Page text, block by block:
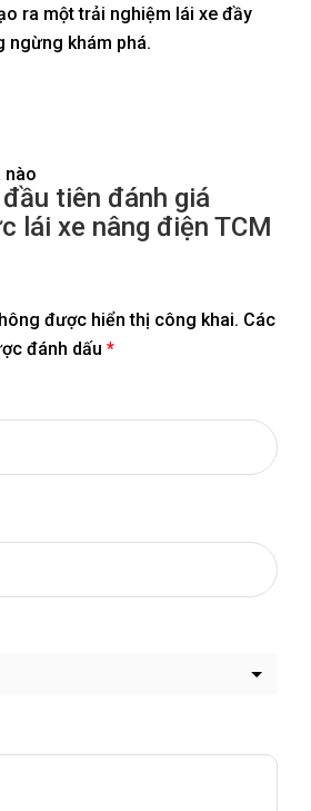
ra một trải nghiệm lái xe đầy
ngừng khám phá.
nào
tiên đánh giá
lái xe nâng điện TCM
được hiển thị công khai. Các
đánh dấu *